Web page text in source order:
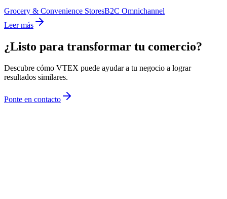
Grocery & Convenience StoresB2C Omnichannel
Leer más
¿Listo para transformar tu comercio?
Descubre cómo VTEX puede ayudar a tu negocio a lograr
resultados similares.
Ponte en contacto